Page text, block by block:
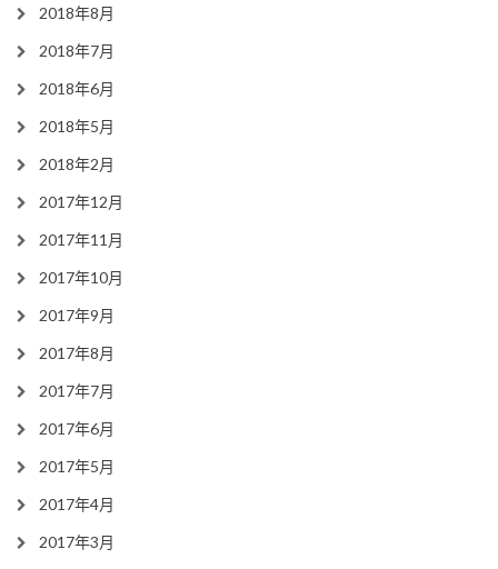
2018年8月
2018年7月
2018年6月
2018年5月
2018年2月
2017年12月
2017年11月
2017年10月
2017年9月
2017年8月
2017年7月
2017年6月
2017年5月
2017年4月
2017年3月